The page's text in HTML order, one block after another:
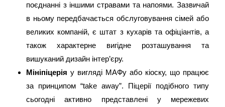
поєднанні з іншими стравами та напоями. Зазвичай
в ньому передбачається обслуговування сімей або
великих компаній, є штат з кухарів та офіціантів, а
також характерне вигідне розташування та
вишуканий дизайн інтер’єру.
Мініпіцеріяу вигляді МАФу або кіоску, що працює
за принципом “take away”. Піцерії подібного типу
сьогодні активно представлені у мережевих